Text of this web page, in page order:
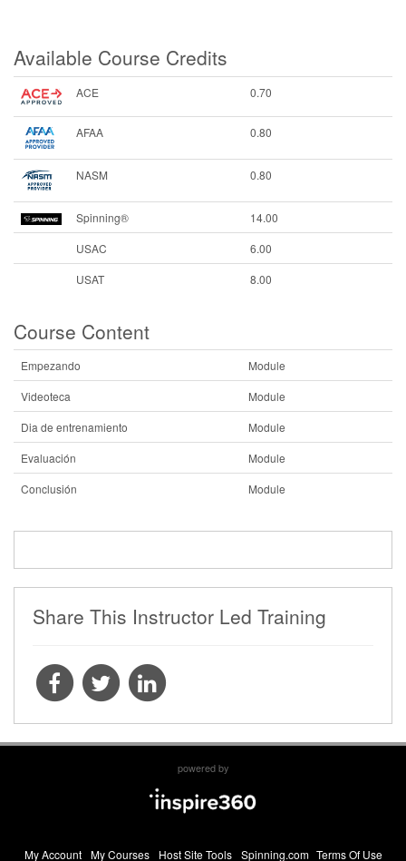
Available Course Credits
ACE 0.70
AFAA 0.80
NASM 0.80
Spinning®
14.00
USAC
6.00
USAT
8.00
Course Content
Empezando
Module
Videoteca
Module
Dia de entrenamiento
Module
Evaluación
Module
Conclusión
Module
Share This Instructor Led Training
powered by
My Account My Courses Host Site Tools Spinning.com Terms Of Use